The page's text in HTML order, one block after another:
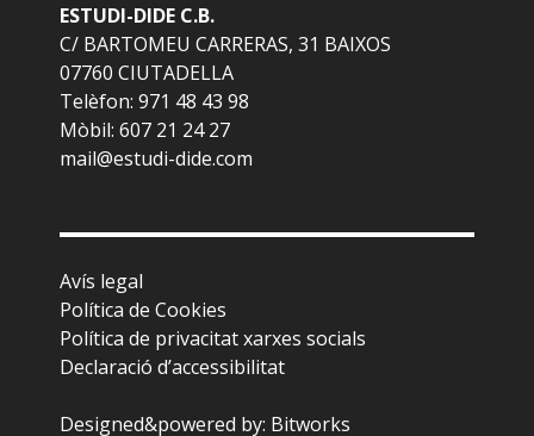
ESTUDI-DIDE C.B.
C/ BARTOMEU CARRERAS, 31 BAIXOS
07760 CIUTADELLA
Telèfon: 971 48 43 98
Mòbil: 607 21 24 27
mail@estudi-dide.com
Avís legal
Política de Cookies
Política de privacitat xarxes socials
Declaració d’accessibilitat
Designed&powered by: Bitworks